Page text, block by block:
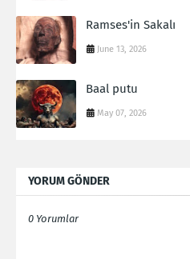
Ramses'in Sakalı
June 13, 2026
Baal putu
May 07, 2026
YORUM GÖNDER
0 Yorumlar